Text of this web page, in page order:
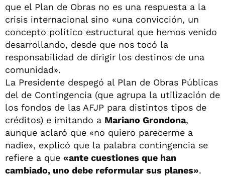
que el Plan de Obras no es una respuesta a la
crisis internacional sino «una convicción, un
concepto político estructural que hemos venido
desarrollando, desde que nos tocó la
responsabilidad de dirigir los destinos de una
comunidad».
La Presidente despegó al Plan de Obras Públicas
del de Contingencia (que agrupa la utilización de
los fondos de las AFJP para distintos tipos de
créditos) e imitando a Mariano Grondona,
aunque aclaró que «no quiero parecerme a
nadie», explicó que la palabra contingencia se
refiere a que «ante cuestiones que han
cambiado, uno debe reformular sus planes».